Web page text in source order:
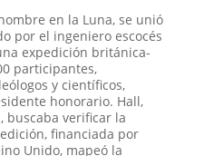
en la Luna, se unió
por el ingeniero escocés
expedición británica-
participantes,
y científicos,
honorario. Hall,
buscaba verificar la
financiada por
Unido, mapeó la